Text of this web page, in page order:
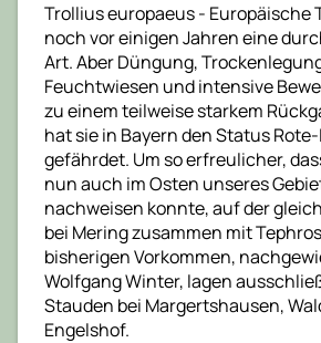
Trollius europaeus - Europäische
noch vor einigen Jahren eine
Art. Aber Düngung,
Feuchtwiesen und intensive
zu einem teilweise starkem
hat sie in Bayern den Status
gefährdet. Um so erfreulicher,
nun auch im Osten unseres
nachweisen konnte, auf der
bei Mering zusammen mit
bisherigen Vorkommen,
Wolfgang Winter, lagen
Stauden bei Margertshausen,
Engelshof.